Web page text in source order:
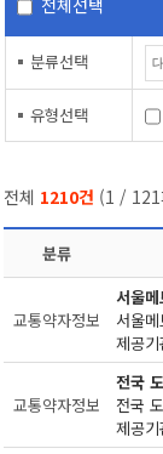
전체선택
분류선택
유형선택
전체 1210건 (1 / 121
분류
교통약자정보
서울
제공
교통약자정보
전국
제공